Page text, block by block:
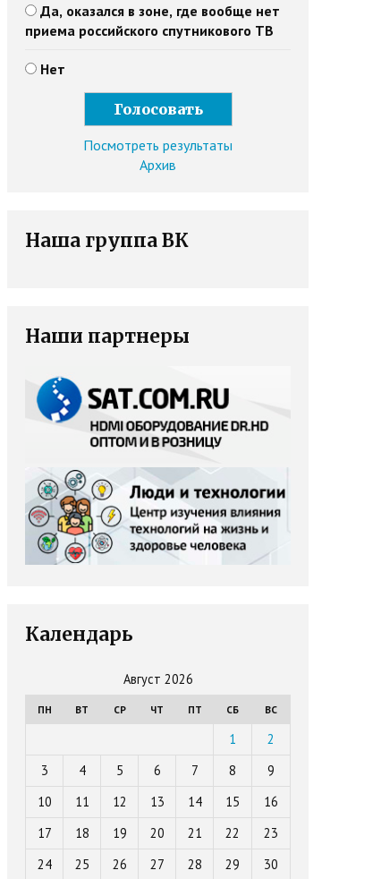
Да, оказался в зоне, где вообще нет
приема российского спутникового ТВ
Нет
Посмотреть результаты
Архив
Наша группа ВК
Наши партнеры
Календарь
Август 2026
ПН ВТ СР ЧТ ПТ СБ ВС
1
2
3
4 5 6 7 8
9
10
11 12 13 14 15
16
17
18 19 20 21 22
23
24
25 26 27 28 29
30